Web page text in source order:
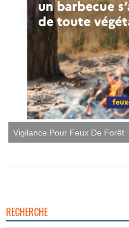
Vigilance Pour Feux De Forêt
RECHERCHE